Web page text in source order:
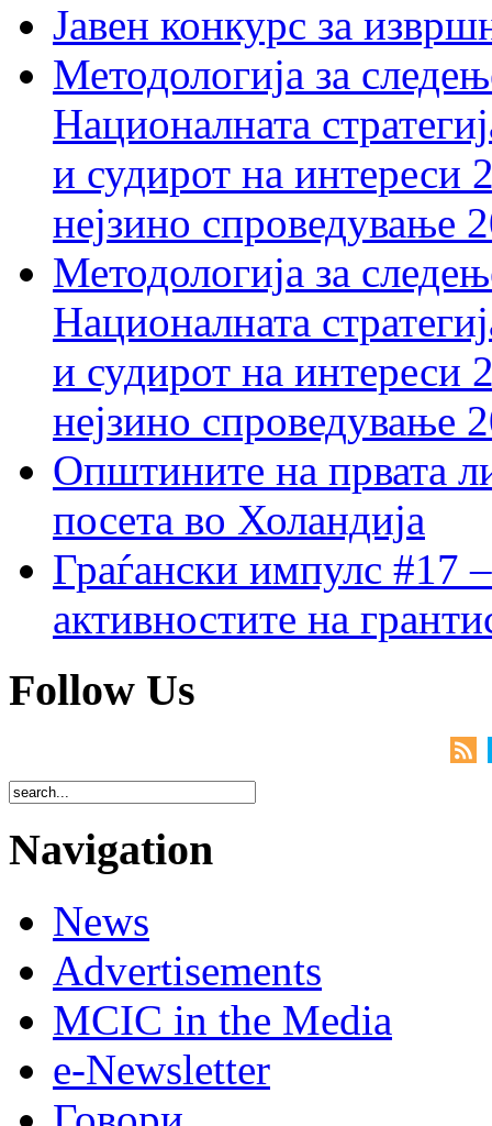
Јавен конкурс за
Методологија за
Националната
и судирот на интереси
нејзино спроведување
Методологија за
Националната
и судирот на интереси
нејзино спроведување
Општините на првата
посета во Холандија
Граѓански импулс #17
активностите на
Follow Us
Navigation
News
Advertisements
MCIC in the Media
e-Newsletter